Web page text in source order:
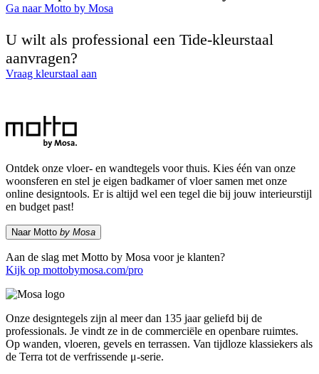
Ga naar Motto by Mosa
U wilt als professional een Tide-kleurstaal
aanvragen?
Vraag kleurstaal aan
Ontdek onze vloer- en wandtegels voor thuis. Kies één van onze
woonsferen en stel je eigen badkamer of vloer samen met onze
online designtools. Er is altijd wel een tegel die bij jouw interieurstijl
en budget past!
Naar Motto by Mosa
Aan de slag met Motto by Mosa voor je klanten?
Kijk op mottobymosa.com/pro
Onze designtegels zijn al meer dan 135 jaar geliefd bij de
professionals. Je vindt ze in de commerciële en openbare ruimtes.
Op wanden, vloeren, gevels en terrassen. Van tijdloze klassiekers als
de Terra tot de verfrissende μ-serie.